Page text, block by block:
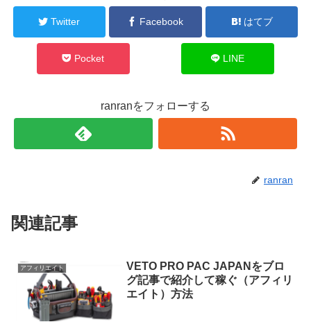
Twitter Facebook はてブ
Pocket LINE
ranranをフォローする
ranran
関連記事
アフィリエイト
VETO PRO PAC JAPANをブロ
グ記事で紹介して稼ぐ（アフィリ
エイト）方法